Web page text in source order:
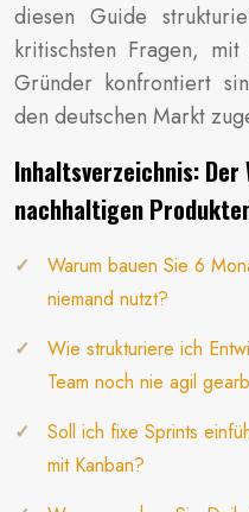
diesen Guide
kritischsten Fragen,
Gründer konfrontiert
den deutschen Markt
Inhaltsverzeichnis: Der
nachhaltigen
Warum bauen Sie 6
niemand nutzt?
Wie strukturiere ich
Team noch nie agil
Soll ich fixe Sprints
mit Kanban?